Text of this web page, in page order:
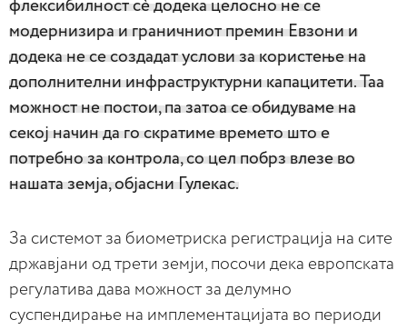
флексибилност сè додека целосно не се
модернизира и граничниот премин Евзони и
додека не се создадат услови за користење на
дополнителни инфраструктурни капацитети. Таа
можност не постои, па затоа се обидуваме на
секој начин да го скратиме времето што е
потребно за контрола, со цел побрз влезе во
нашата земја, објасни Гулекас.
За системот за биометриска регистрација на сите
државјани од трети земји, посочи дека европската
регулатива дава можност за делумно
суспендирање на имплементацијата во периоди